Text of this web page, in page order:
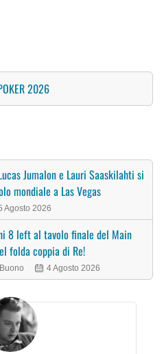
2026
Jumalon e Lauri Saaskilahti si
mondiale a Las Vegas
Agosto 2026
8 left al tavolo finale del Main
folda coppia di Re!
4 Agosto 2026